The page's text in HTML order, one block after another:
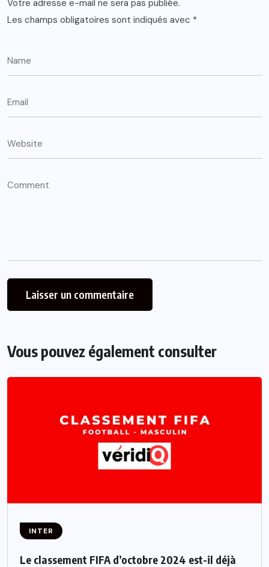
Votre adresse e-mail ne sera pas publiée.
Les champs obligatoires sont indiqués avec *
Vous pouvez également consulter
INTER
Le classement FIFA d’octobre 2024 est-il déjà